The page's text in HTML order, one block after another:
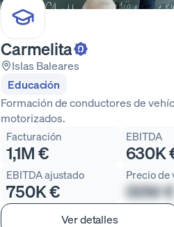
Carmelita
Islas Baleares
Educación
Formación de conductores de
motorizados.
Facturación
1,1M €
EBITDA
630K
EBITDA ajustado
750K €
Precio de
00M €
Ver detalles